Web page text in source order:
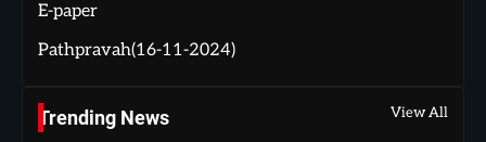
E-paper
Pathpravah(16-11-2024)
Trending News View All